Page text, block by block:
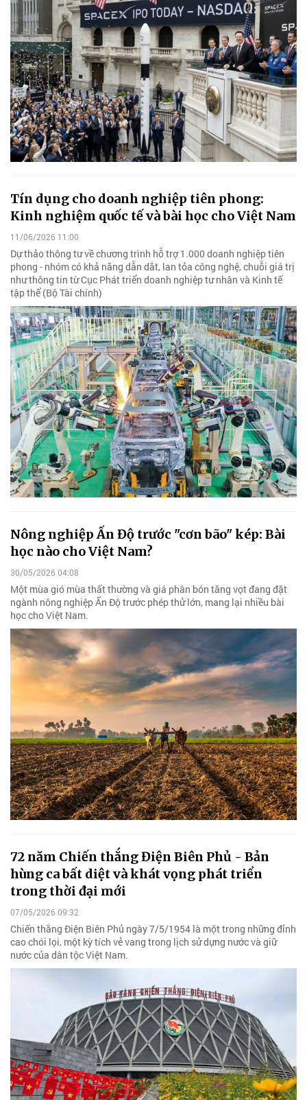
Tín dụng cho doanh nghiệp tiên phong:
Kinh nghiệm quốc tế và bài học cho Việt Nam
11/06/2026 11:00
Dự thảo thông tư về chương trình hỗ trợ 1.000 doanh nghiệp tiên
phong - nhóm có khả năng dẫn dắt, lan tỏa công nghệ, chuỗi giá trị
như thông tin từ Cục Phát triển doanh nghiệp tư nhân và Kinh tế
tập thể (Bộ Tài chính)
Nông nghiệp Ấn Độ trước "cơn bão" kép: Bài
học nào cho Việt Nam?
30/05/2026 04:08
Một mùa gió mùa thất thường và giá phân bón tăng vọt đang đặt
ngành nông nghiệp Ấn Độ trước phép thử lớn, mang lại nhiều bài
học cho Việt Nam.
72 năm Chiến thắng Điện Biên Phủ - Bản
hùng ca bất diệt và khát vọng phát triển
trong thời đại mới
07/05/2026 09:32
Chiến thắng Điện Biên Phủ ngày 7/5/1954 là một trong những đỉnh
cao chói lọi, một kỳ tích vẻ vang trong lịch sử dựng nước và giữ
nước của dân tộc Việt Nam.